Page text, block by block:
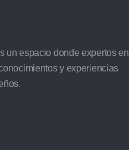
un espacio donde expertos en
y experiencias